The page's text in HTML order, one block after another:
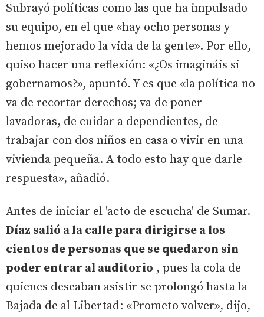
Subrayó políticas como las que ha impulsado
su equipo, en el que «hay ocho personas y
hemos mejorado la vida de la gente». Por ello,
quiso hacer una reflexión: «¿Os imagináis si
gobernamos?», apuntó. Y es que «la política no
va de recortar derechos; va de poner
lavadoras, de cuidar a dependientes, de
trabajar con dos niños en casa o vivir en una
vivienda pequeña. A todo esto hay que darle
respuesta», añadió.
Antes de iniciar el 'acto de escucha' de Sumar.
Díaz salió a la calle para dirigirse a los
cientos de personas que se quedaron sin
poder entrar al auditorio , pues la cola de
quienes deseaban asistir se prolongó hasta la
Bajada de al Libertad: «Prometo volver», dijo,